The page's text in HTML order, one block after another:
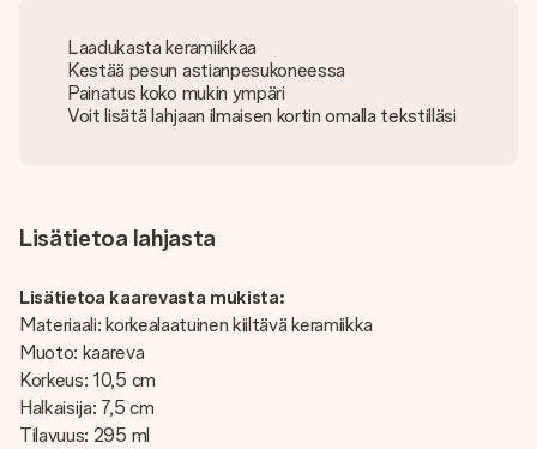
Laadukasta keramiikkaa
Kestää pesun astianpesukoneessa
Painatus koko mukin ympäri
Voit lisätä lahjaan ilmaisen kortin omalla tekstilläsi
Lisätietoa lahjasta
Lisätietoa kaarevasta mukista:
Materiaali: korkealaatuinen kiiltävä keramiikka
Muoto: kaareva
Korkeus: 10,5 cm
Halkaisija: 7,5 cm
Tilavuus: 295 ml